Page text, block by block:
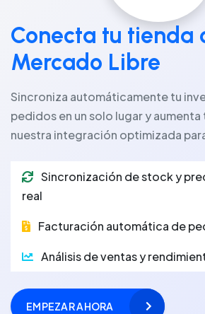
Conecta tu tienda
Mercado Libre
Sincroniza automáticamente tu
pedidos en un solo lugar y
nuestra integración optimizada
Sincronización de stock y
real
Facturación automática de
Análisis de ventas y
EMPEZAR AHORA